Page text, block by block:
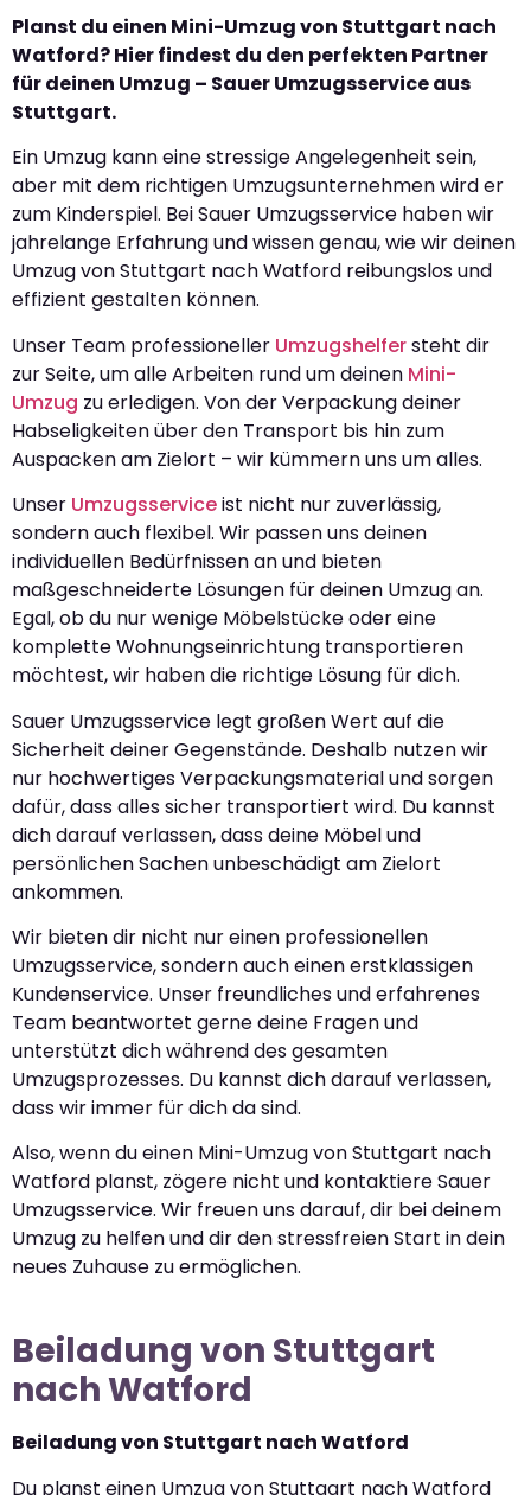
Planst du einen Mini-Umzug von Stuttgart nach
Watford? Hier findest du den perfekten Partner
für deinen Umzug – Sauer Umzugsservice aus
Stuttgart.
Ein Umzug kann eine stressige Angelegenheit sein,
aber mit dem richtigen Umzugsunternehmen wird er
zum Kinderspiel. Bei Sauer Umzugsservice haben wir
jahrelange Erfahrung und wissen genau, wie wir deinen
Umzug von Stuttgart nach Watford reibungslos und
effizient gestalten können.
Unser Team professioneller Umzugshelfersteht dir
zur Seite, um alle Arbeiten rund um deinen Mini-
Umzug zu erledigen. Von der Verpackung deiner
Habseligkeiten über den Transport bis hin zum
Auspacken am Zielort – wir kümmern uns um alles.
Unser Umzugsserviceist nicht nur zuverlässig,
sondern auch flexibel. Wir passen uns deinen
individuellen Bedürfnissen an und bieten
maßgeschneiderte Lösungen für deinen Umzug an.
Egal, ob du nur wenige Möbelstücke oder eine
komplette Wohnungseinrichtung transportieren
möchtest, wir haben die richtige Lösung für dich.
Sauer Umzugsservice legt großen Wert auf die
Sicherheit deiner Gegenstände. Deshalb nutzen wir
nur hochwertiges Verpackungsmaterial und sorgen
dafür, dass alles sicher transportiert wird. Du kannst
dich darauf verlassen, dass deine Möbel und
persönlichen Sachen unbeschädigt am Zielort
ankommen.
Wir bieten dir nicht nur einen professionellen
Umzugsservice, sondern auch einen erstklassigen
Kundenservice. Unser freundliches und erfahrenes
Team beantwortet gerne deine Fragen und
unterstützt dich während des gesamten
Umzugsprozesses. Du kannst dich darauf verlassen,
dass wir immer für dich da sind.
Also, wenn du einen Mini-Umzug von Stuttgart nach
Watford planst, zögere nicht und kontaktiere Sauer
Umzugsservice. Wir freuen uns darauf, dir bei deinem
Umzug zu helfen und dir den stressfreien Start in dein
neues Zuhause zu ermöglichen.
Beiladung von Stuttgart
nach Watford
Beiladung von Stuttgart nach Watford
Du planst einen Umzug von Stuttgart nach Watford